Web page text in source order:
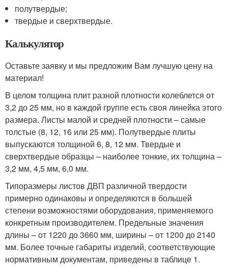
полутвердые;
твердые и сверхтвердые.
Калькулятор
Оставьте заявку и мы предложим Вам лучшую цену на
материал!
В целом толщина плит разной плотности колеблется от
3,2 до 25 мм, но в каждой группе есть своя линейка этого
размера. Листы малой и средней плотности – самые
толстые (8, 12, 16 или 25 мм). Полутвердые плиты
выпускаются толщиной 6, 8, 12 мм. Твердые и
сверхтвердые образцы – наиболее тонкие, их толщина –
3,2 мм, 4,5 мм, 6,0 мм.
Типоразмеры листов ДВП различной твердости
примерно одинаковы и определяются в большей
степени возможностями оборудования, применяемого
конкретным производителем. Предельные значения
длины – от 1220 до 3660 мм, ширины – от 1200 до 2140
мм. Более точные габариты изделий, соответствующие
нормативным документам, приведены в таблице 1.